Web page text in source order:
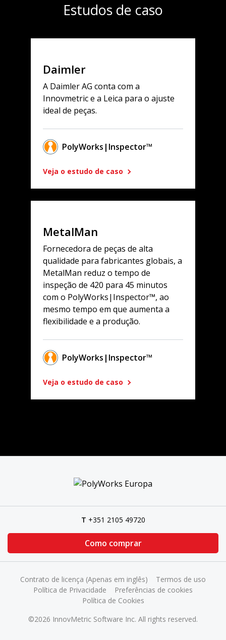
Estudos de caso
Daimler
A Daimler AG conta com a
Innovmetric e a Leica para o ajuste
ideal de peças.
PolyWorks|Inspector™
Veja o estudo de caso
MetalMan
Fornecedora de peças de alta
qualidade para fabricantes globais, a
MetalMan reduz o tempo de
inspeção de 420 para 45 minutos
com o PolyWorks|Inspector™, ao
mesmo tempo em que aumenta a
flexibilidade e a produção.
PolyWorks|Inspector™
Veja o estudo de caso
T +351 2105 49720
Como comprar
©2026 InnovMetric Software Inc. All rights reserved.
Contrato de licença (Apenas em inglês)
Termos de uso
Política de Privacidade
Preferências de cookies
Política de Cookies